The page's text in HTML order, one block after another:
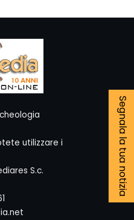
Segnala la tua notizia
utilizzare i
S.c.